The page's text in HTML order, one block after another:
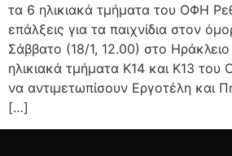
τα 6 ηλικιακά τμήματα του ΟΦΗ
επάλξεις για τα παιχνίδια στον
Σάββατο (18/1, 12.00) στο
ηλικιακά τμήματα Κ14 και Κ13
να αντιμετωπίσουν Εργοτέλη και
[…]